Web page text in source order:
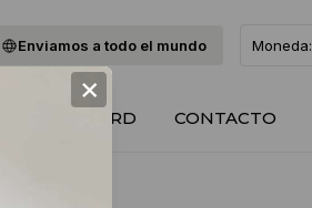
Enviamos a todo el mundo Moneda:
GIFT CARD CONTACTO
×